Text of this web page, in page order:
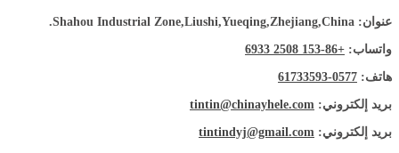
عنوان: Shahou Industrial Zone,Liushi,Yueqing,Zhejiang,China.
واتساب: +86-153 2508 6933
هاتف: 0577-61733593
بريد إلكتروني: tintin@chinayhele.com
بريد إلكتروني: tintindyj@gmail.com